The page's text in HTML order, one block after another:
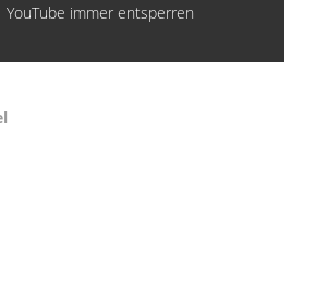
YouTube immer entsperren